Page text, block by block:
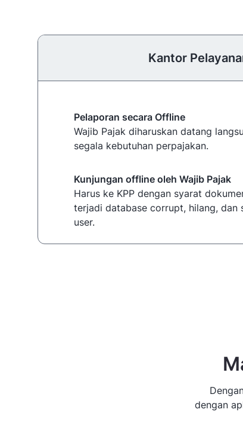
Kantor
Pelaporan secara Offline
Wajib Pajak diharuskan datang
segala kebutuhan perpajakan.
Kunjungan offline oleh Wajib Pajak
Harus ke KPP dengan syarat
terjadi database corrupt, hilang, dan
user.
dengan